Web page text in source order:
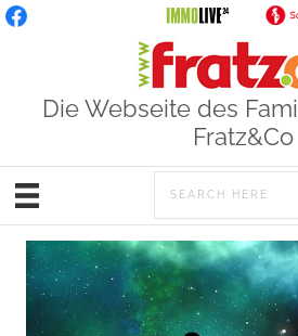
Die Webseite des
Fratz&Co